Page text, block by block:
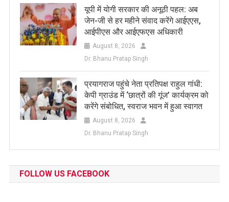
यूपी में योगी सरकार की अनूठी पहल: अब
जेन-जी से हर महीने संवाद करेंगे आईएएस,
आईपीएस और आईएफएस अधिकारी
August 8, 2026
Dr. Bhanu Pratap Singh
प्रयागराज पहुंचे नेता प्रतिपक्ष राहुल गांधी:
केपी ग्राउंड में ‘छात्रों की गूंज’ कार्यक्रम को
करेंगे संबोधित, स्वराज भवन में हुआ स्वागत
August 8, 2026
Dr. Bhanu Pratap Singh
FOLLOW US FACEBOOK